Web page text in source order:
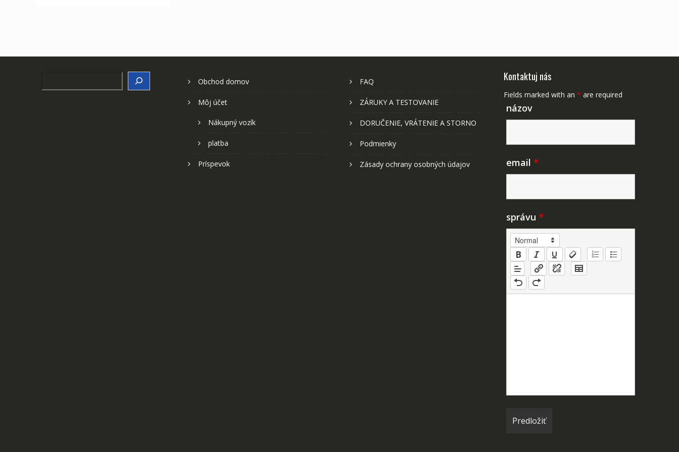
Obchod domov
Môj účet
Nákupný vozík
platba
Príspevok
FAQ
ZÁRUKY A TESTOVANIE
DORUČENIE, VRÁTENIE A STORNO
Podmienky
Zásady ochrany osobných údajov
Kontaktuj nás
Fields marked with an * are required
názov
email *
správu *